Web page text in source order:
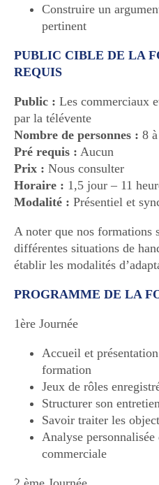
Construire un
pertinent
PUBLIC CIBLE DE LA
REQUIS
Public : Les commerciaux
par la télévente
Nombre de personnes : 8
Pré requis : Aucun
Prix : Nous consulter
Horaire : 1,5 jour – 11
Modalité : Présentiel et
A noter que nos formations
différentes situations de
établir les modalités
PROGRAMME DE LA
1ère Journée
Accueil et
formation
Jeux de rôles
Structurer son
Savoir traiter les
Analyse
commerciale